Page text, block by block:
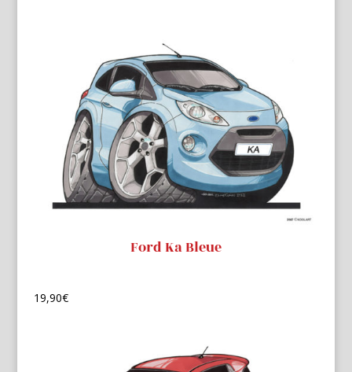
Ford Ka Bleue
19,90€